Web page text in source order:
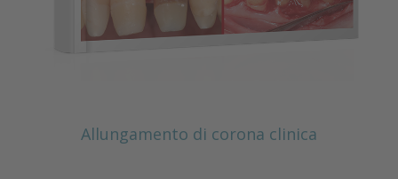
Allungamento di corona clinica